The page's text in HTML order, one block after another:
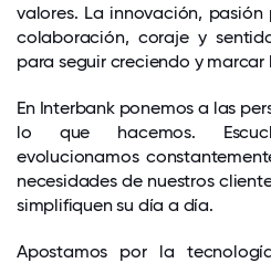
valores. La innovación,
colaboración, coraje y
para seguir creciendo y marcar
En Interbank ponemos a las
lo que hacemos.
evolucionamos
necesidades de nuestros
simplifiquen su día a día.
Apostamos por la